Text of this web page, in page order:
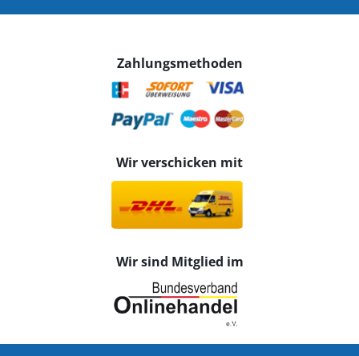
Zahlungsmethoden
Wir verschicken mit
Wir sind Mitglied im